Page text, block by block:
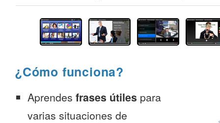
¿Cómo funciona?
Aprendes frases útiles para
varias situaciones de